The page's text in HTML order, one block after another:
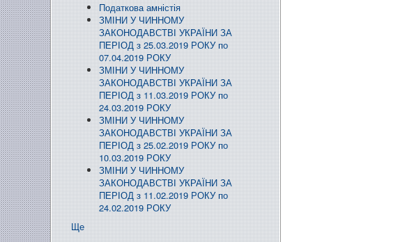
Податкова амністія
ЗМІНИ У ЧИННОМУ
ЗАКОНОДАВСТВІ УКРАЇНИ ЗА
ПЕРІОД з 25.03.2019 РОКУ по
07.04.2019 РОКУ
ЗМІНИ У ЧИННОМУ
ЗАКОНОДАВСТВІ УКРАЇНИ ЗА
ПЕРІОД з 11.03.2019 РОКУ по
24.03.2019 РОКУ
ЗМІНИ У ЧИННОМУ
ЗАКОНОДАВСТВІ УКРАЇНИ ЗА
ПЕРІОД з 25.02.2019 РОКУ по
10.03.2019 РОКУ
ЗМІНИ У ЧИННОМУ
ЗАКОНОДАВСТВІ УКРАЇНИ ЗА
ПЕРІОД з 11.02.2019 РОКУ по
24.02.2019 РОКУ
Ще